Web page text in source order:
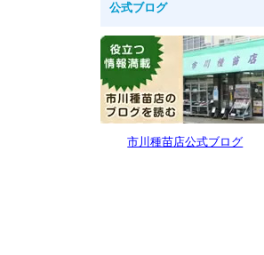
公式ブログ
市川種苗店公式ブログ